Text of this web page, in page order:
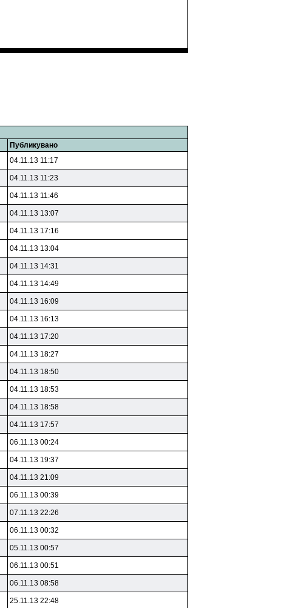
Публикувано
04.11.13 11:17
04.11.13 11:23
04.11.13 11:46
04.11.13 13:07
04.11.13 17:16
04.11.13 13:04
04.11.13 14:31
04.11.13 14:49
04.11.13 16:09
04.11.13 16:13
04.11.13 17:20
04.11.13 18:27
04.11.13 18:50
04.11.13 18:53
04.11.13 18:58
04.11.13 17:57
06.11.13 00:24
04.11.13 19:37
04.11.13 21:09
06.11.13 00:39
07.11.13 22:26
06.11.13 00:32
05.11.13 00:57
06.11.13 00:51
06.11.13 08:58
25.11.13 22:48